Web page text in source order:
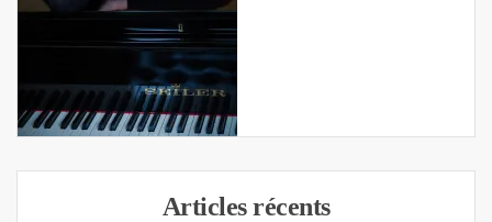
Articles récents